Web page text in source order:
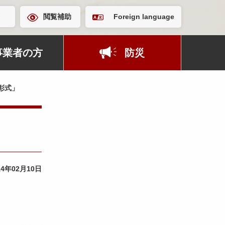
閲覧補助 Foreign language
業者の方 防災
」
年02月10日